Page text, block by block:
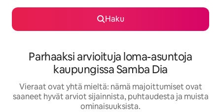
Haku
Parhaaksi arvioituja loma-asuntoja
kaupungissa Samba Dia
Vieraat ovat yhtä mieltä: nämä majoittumiset ovat
saaneet hyvät arviot sijainnista, puhtaudesta ja muista
ominaisuuksista.